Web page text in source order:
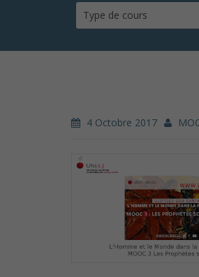
Type de cours
4 Octobre 2017